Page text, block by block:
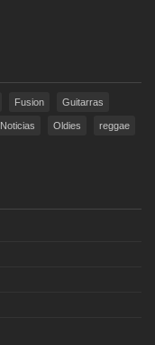
Fusion Guitarras
Noticias Oldies reggae